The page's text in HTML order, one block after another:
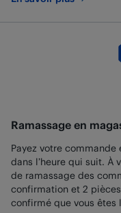
au sujet de Best Buy
Ramassage en
Payez votre
dans l’heure qui suit.
de ramassage des
confirmation et 2
confirmé que vous êtes